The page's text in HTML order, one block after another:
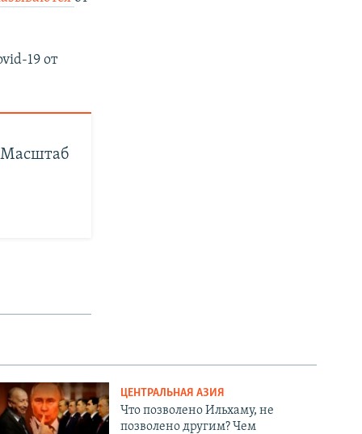
19 от
Масштаб
ЦЕНТРАЛЬНАЯ АЗИЯ
Что позволено Ильхаму, не
позволено другим? Чем